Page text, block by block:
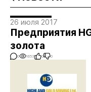
26 июля 2017
Предприятия
золота
0 1653 0 0